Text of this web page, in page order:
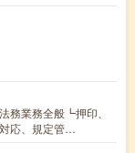
務業務全般┗押印、
応、規定管…